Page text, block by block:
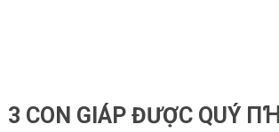
3 CON GIÁP ĐƯỢC QUÝ